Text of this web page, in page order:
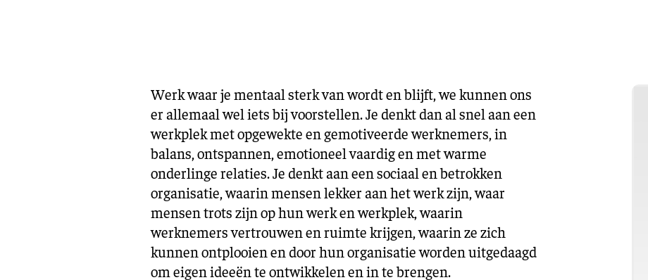
Werk waar je mentaal sterk van wordt en blijft, we kunnen ons
er allemaal wel iets bij voorstellen. Je denkt dan al snel aan een
werkplek met opgewekte en gemotiveerde werknemers, in
balans, ontspannen, emotioneel vaardig en met warme
onderlinge relaties. Je denkt aan een sociaal en betrokken
organisatie, waarin mensen lekker aan het werk zijn, waar
mensen trots zijn op hun werk en werkplek, waarin
werknemers vertrouwen en ruimte krijgen, waarin ze zich
kunnen ontplooien en door hun organisatie worden uitgedaagd
om eigen ideeën te ontwikkelen en in te brengen.